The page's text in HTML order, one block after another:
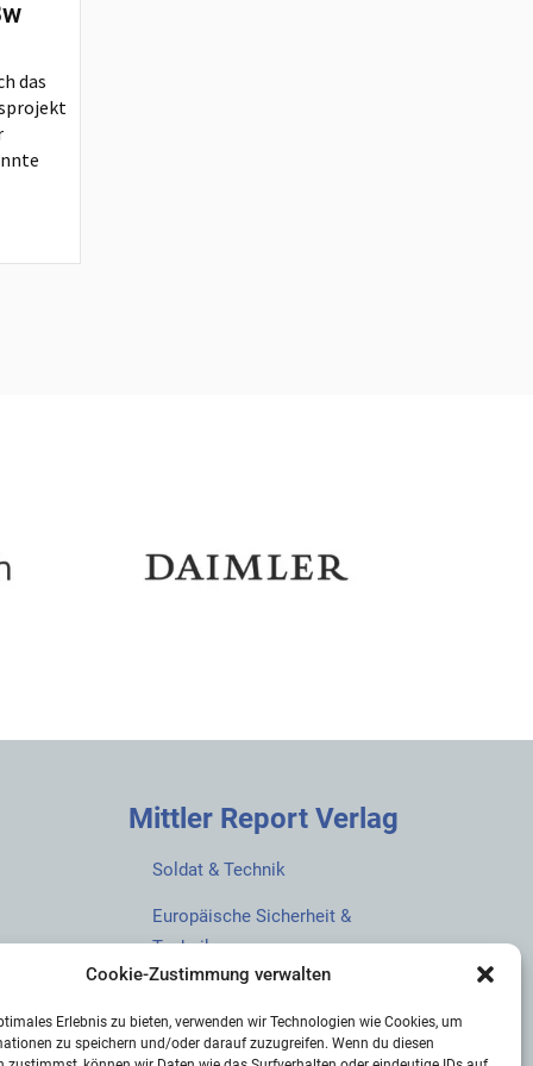
Cookie-Zustimmung verwalten
Erlebnis zu bieten, verwenden wir Technologien wie Cookies, um
zu speichern und/oder darauf zuzugreifen. Wenn du diesen
das
Mittler Report Verlag
Soldat & Technik
Europäische Sicherheit &
Technik
MarineForum